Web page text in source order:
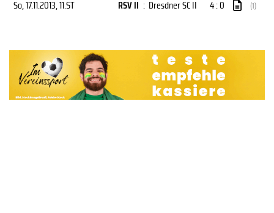
So, 17.11.2013, 11.ST RSV II : Dresdner SC II 4 : 0 (1)